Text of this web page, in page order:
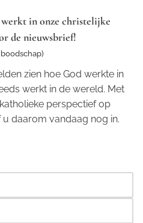
in onze christelijke
de nieuwsbrief!
zien hoe God werkte in
werkt in de wereld. Met
perspectief op
daarom vandaag nog in.